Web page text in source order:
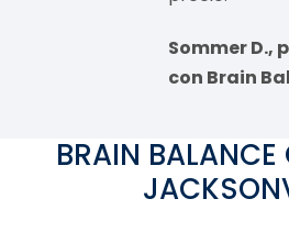
Sommer D.,
con Brain
BRAIN BALANCE